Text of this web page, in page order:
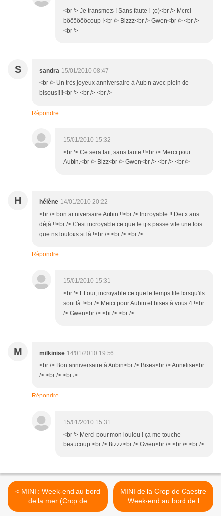
<br /> Je transmets ! Sans faute ! ;o)<br /> Merci
bôôôôôôcoup !<br /> Bizzz<br /> Gwen<br /> <br />
<br />
S sandra 15/01/2010 08:47
<br /> Un très joyeux anniversaire à Aubin avec plein de
bisous!!!!<br /> <br /> <br />
Répondre
15/01/2010 15:32
<br /> Ce sera fait, sans faute !!<br /> Merci pour
Aubin.<br /> Bizz<br /> Gwen<br /> <br /> <br />
H hélène 14/01/2010 20:22
<br /> bon anniversaire Aubin !!<br /> Incroyable !! Deux ans
déjà !!<br /> C'est incroyable ce que le tps passe vite une fois
que ns loulous st là !<br /> <br /> <br />
Répondre
15/01/2010 15:31
<br /> Et oui, incroyable ce que le temps file lorsqu'ils
sont là !<br /> Merci pour Aubin et bises à vous 4 !<br
/> Gwen<br /> <br /> <br />
M milkinise 14/01/2010 19:56
<br /> Bon anniversaire à Aubin<br /> Bises<br /> Annelise<br
/> <br /> <br />
Répondre
15/01/2010 15:31
<br /> Merci pour mon loulou ! ça me touche
beaucoup.<br /> Bizzz<br /> Gwen<br /> <br /> <br />
< MINI : Week-end au bord
de la mer (Crop de
Caestre) Aperçu...
MINI de la Crop de Caestre
: Week-end au bord de la
mer (1/2) >